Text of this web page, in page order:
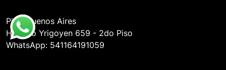
Pilar, Buenos Aires
Hipólito Yrigoyen 659 - 2do Piso
WhatsApp: 541164191059